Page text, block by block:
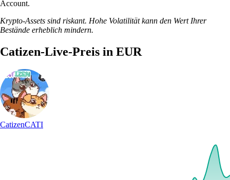
Account.
Krypto-Assets sind riskant. Hohe Volatilität kann den Wert Ihrer
Bestände erheblich mindern.
Catizen-Live-Preis in EUR
CatizenCATI